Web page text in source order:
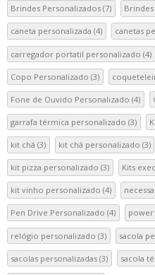
Brindes Personalizados (7)
caneta personalizada (4) canetas
carregador portatil personalizado (4)
Copo Personalizado (3)
Fone de Ouvido Personalizado (4)
garrafa térmica personalizado (3)
kit chá (3) kit chá personalizado (3)
kit pizza personalizado (3) Kits
kit vinho personalizado (4)
Pen Drive Personalizado (4) power
relógio personalizado (3) sacola
sacolas personalizadas (3) sacola